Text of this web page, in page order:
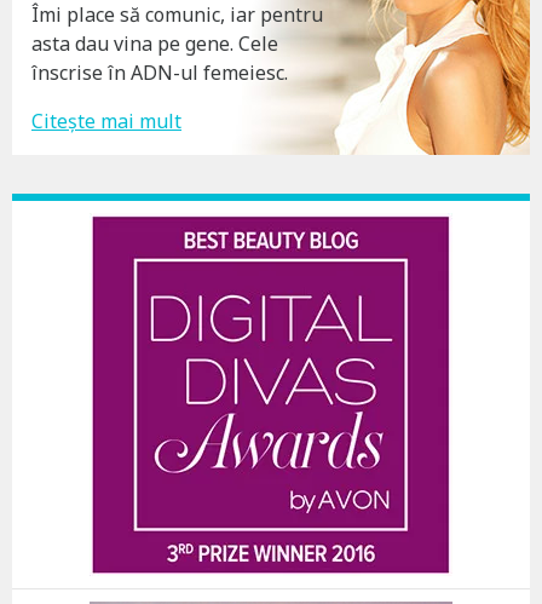
Îmi place să comunic, iar pentru
asta dau vina pe gene. Cele
înscrise în ADN-ul femeiesc.
Citește mai mult